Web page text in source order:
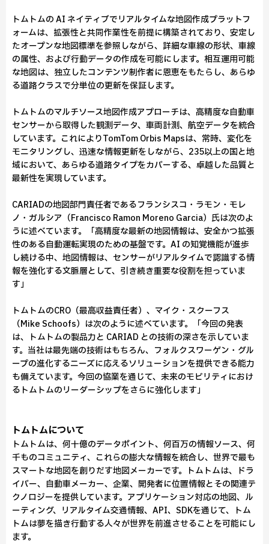
トムトムの AI ネイティブでリアルタイムな地図作成プラットフ
ォームは、拡張性と共同作業性を前提に構築されており、安定し
たオープンな地図標準を参照しながら、詳細な車線の形状、車線
の属性、および行動データの作成を可能にします。相互運用可能
な地図は、独立したコンテンツ制作者に恩恵をもたらし、あらゆ
る道路クラスで分単位の更新を保証します。
トムトムのマルチソース地図作成アプローチは、高精度な自動車
センサーから取得した観測データ、車両計測、航空データを統合
しています。これによりTomTom Orbis Mapsは、常時、変化を
モニタリングし、迅速な情報更新をしながら、235以上の国と地
域において、あらゆる道路タイプをカバーする、卓越した品質と
最新性を実現しています。
CARIADの地図部門責任者であるフランシスコ・ラモン・モレ
ノ・ガルシア（Francisco Ramon Moreno Garcia）氏は次のよ
うに述べています。「高精度な最新の地図情報は、安全かつ拡張
性のある自動運転実現のための基盤です。AI の知覚機能が進歩
し続ける中、地図情報は、センサーがリアルタイムで認識する情
報を強化する文脈層として、引き続き重要な役割を担っていま
す」
トムトムのCRO（最高収益責任者）、マイク・スクーフス
（Mike Schoofs）は次のように述べています。「今回の発表
は、トムトムの製品力と CARIAD との技術の深さを示していま
す。当社は最先端の技術はもちろん、フォルクスワーゲン・グル
ープの進化するニーズに応えるソリューションを提供できる能力
も備えています。今回の協業を通じて、未来のモビリティにおけ
るトムトムのリーダーシップをさらに強化します」
トムトムについて
トムトムは、何十億のデータポイント、何百万の情報ソース、何
千ものコミュニティ、これらの膨大な情報を統合し、世界で最も
スマートな地図を創りだす地図メーカーです。トムトムは、ドラ
イバー、自動車メーカー、企業、開発者に位置情報とその関連テ
クノロジーを提供しています。アプリケーション対応の地図、ル
ーティング、リアルタイム交通情報、API、SDKを通じて、トム
トムは夢を描き行動する人々が世界を前進させることを可能にし
ます。